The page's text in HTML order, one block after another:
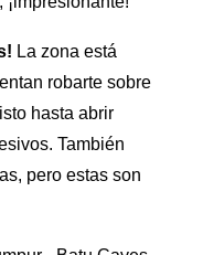
La zona está
robarte sobre
hasta abrir
También
pero estas son